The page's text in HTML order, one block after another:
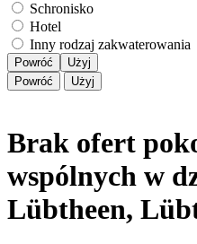
Schronisko
Hotel
Inny rodzaj zakwaterowania
Powróć
Użyj
Powróć
Użyj
Brak ofert
wspólnych w
Lübtheen,